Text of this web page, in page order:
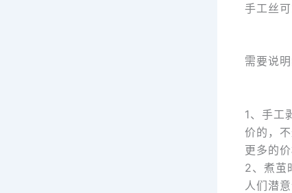
手工丝可
需要说明
1、手工
价的，
更多的
2、煮茧
人们潜